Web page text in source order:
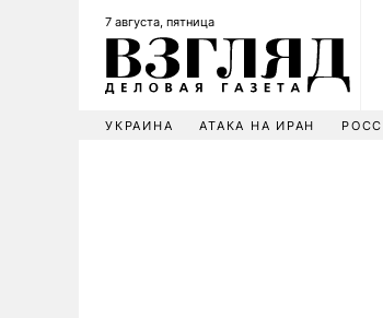
7 августа, пятница
УКРАИНА АТАКА НА ИРАН